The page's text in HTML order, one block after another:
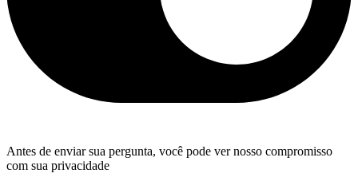
Antes de enviar sua pergunta, você pode ver nosso compromisso
com sua privacidade